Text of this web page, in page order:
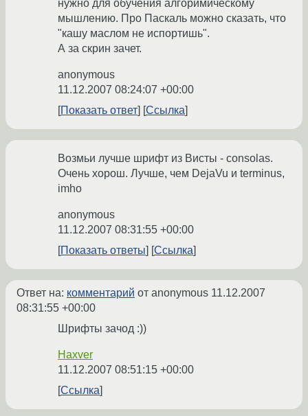
нужно для обучения алгоримическому
мышлению. Про Паскаль можно сказать, что
"кашу маслом не испортишь".
А за скрин зачет.
anonymous
11.12.2007 08:24:07 +00:00
Показать ответ
Ссылка
Возмьи лучше шрифт из Висты - consolas.
Очень хорош. Лучше, чем DejaVu и terminus,
imho
anonymous
11.12.2007 08:31:55 +00:00
Показать ответы
Ссылка
Ответ на: комментарий от anonymous 11.12.2007
08:31:55 +00:00
Шрифты зачод :))
Haxver
11.12.2007 08:51:15 +00:00
Ссылка